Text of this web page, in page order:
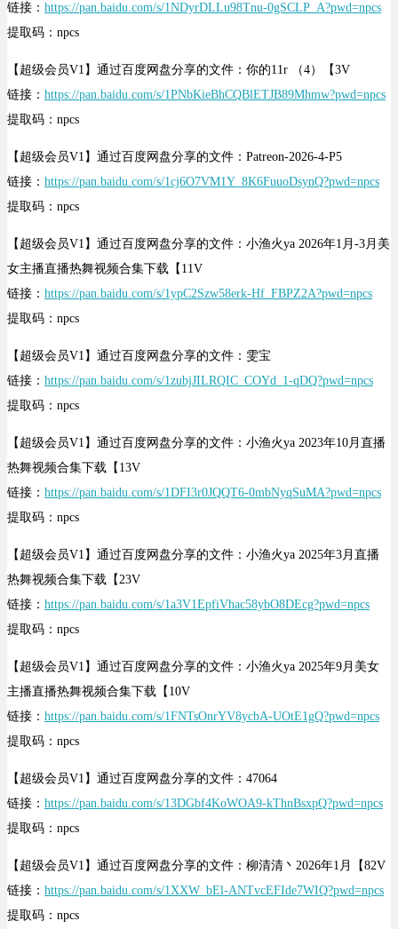
链接： https://pan.baidu.com/s/1NDyrDLLu98Tnu-0gSCLP_A?pwd=npcs
提取码：npcs
【超级会员V1】通过百度网盘分享的文件：你的11r （4）【3V
链接： https://pan.baidu.com/s/1PNbKieBhCQBlETJB89Mhmw?pwd=npcs
提取码：npcs
【超级会员V1】通过百度网盘分享的文件：Patreon-2026-4-P5
链接： https://pan.baidu.com/s/1cj6O7VM1Y_8K6FuuoDsynQ?pwd=npcs
提取码：npcs
【超级会员V1】通过百度网盘分享的文件：小渔火ya 2026年1月-3月美
女主播直播热舞视频合集下载【11V
链接： https://pan.baidu.com/s/1ypC2Szw58erk-Hf_FBPZ2A?pwd=npcs
提取码：npcs
【超级会员V1】通过百度网盘分享的文件：雯宝
链接： https://pan.baidu.com/s/1zubjJILRQIC_COYd_1-qDQ?pwd=npcs
提取码：npcs
【超级会员V1】通过百度网盘分享的文件：小渔火ya 2023年10月直播
热舞视频合集下载【13V
链接： https://pan.baidu.com/s/1DFI3r0JQQT6-0mbNyqSuMA?pwd=npcs
提取码：npcs
【超级会员V1】通过百度网盘分享的文件：小渔火ya 2025年3月直播
热舞视频合集下载【23V
链接： https://pan.baidu.com/s/1a3V1EpfiVhac58ybO8DEcg?pwd=npcs
提取码：npcs
【超级会员V1】通过百度网盘分享的文件：小渔火ya 2025年9月美女
主播直播热舞视频合集下载【10V
链接： https://pan.baidu.com/s/1FNTsOnrYV8ycbA-UOtE1gQ?pwd=npcs
提取码：npcs
【超级会员V1】通过百度网盘分享的文件：47064
链接： https://pan.baidu.com/s/13DGbf4KoWOA9-kThnBsxpQ?pwd=npcs
提取码：npcs
【超级会员V1】通过百度网盘分享的文件：柳清清丶2026年1月【82V
链接： https://pan.baidu.com/s/1XXW_bEl-ANTvcEFIde7WIQ?pwd=npcs
提取码：npcs